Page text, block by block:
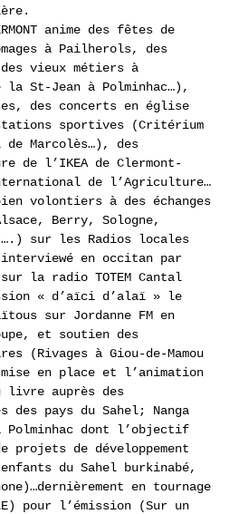
anime des fêtes de
à Pailherols, des
vieux métiers à
la St-Jean à Polminhac…),
des concerts en église
sportives (Critérium
Marcolès…), des
de l’IKEA de Clermont-
de l’Agriculture…
volontiers à des échanges
Berry, Sologne,
….) sur les Radios locales
en occitan par
sur la radio TOTEM Cantal
« d’aïci d’alaï » le
sur Jordanne FM en
et soutien des
(Rivages à Giou-de-Mamou
en place et l’animation
livre auprès des
des pays du Sahel; Nanga
Polminhac dont l’objectif
projets de développement
du Sahel burkinabé,
en tournage
pour l’émission (Sur un